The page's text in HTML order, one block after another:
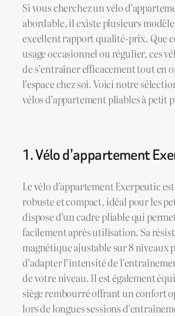
Si vous cherchez un vélo
abordable, il existe plusieurs
excellent rapport qualité-prix. Que
usage occasionnel ou régulier, ces
de s’entraîner efficacement tout en
l’espace chez soi. Voici notre
vélos d’appartement pliables à petit
1. Vélo d’appartement
Le vélo d’appartement Exerpeutic
robuste et compact, idéal pour les
dispose d’un cadre pliable qui
facilement après utilisation. Sa
magnétique ajustable sur 8 niveaux
d’adapter l’intensité de
de votre niveau. Il est également
siège rembourré offrant un confort
lors de longues sessions